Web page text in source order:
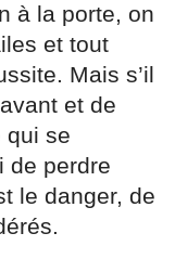
à la porte, on
et tout
Mais s’il
et de
qui se
de perdre
le danger, de